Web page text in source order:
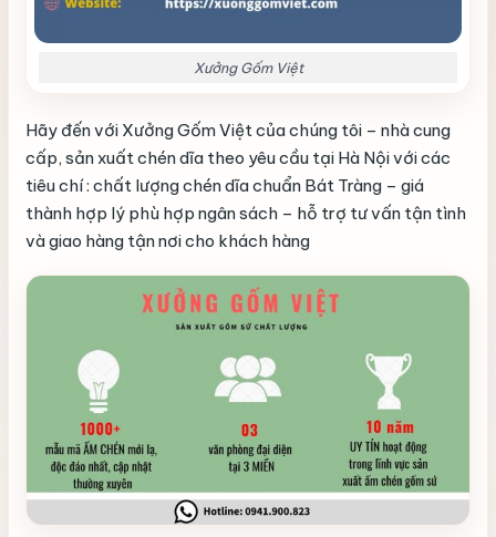
Xưởng Gốm Việt
Hãy đến với Xưởng Gốm Việt của chúng tôi – nhà cung
cấp, sản xuất chén dĩa theo yêu cầu tại Hà Nội với các
tiêu chí : chất lượng chén dĩa chuẩn Bát Tràng – giá
thành hợp lý phù hợp ngân sách – hỗ trợ tư vấn tận tình
và giao hàng tận nơi cho khách hàng